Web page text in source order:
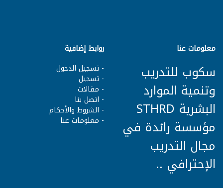
معلومات عنا
سكوب للتدريب
وتنمية الموارد
البشرية STHRD
مؤسسة رائدة في
مجال التدريب
الإحترافي ..
روابط إضافية
- تسجيل الدخول
- تسجيل
- مقالات
- اتصل بنا
- الشروط والأحكام
- معلومات عنا